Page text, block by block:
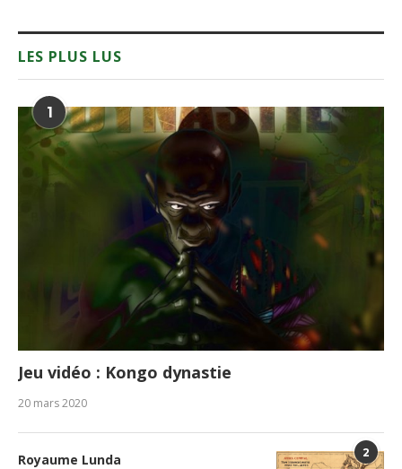
LES PLUS LUS
1
Jeu vidéo : Kongo dynastie
20 mars 2020
2
Royaume Lunda